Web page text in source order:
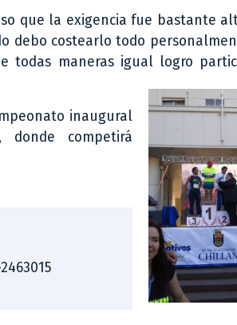
que la exigencia fue bastante
debo costearlo todo
todas maneras igual logro
inaugural
competirá